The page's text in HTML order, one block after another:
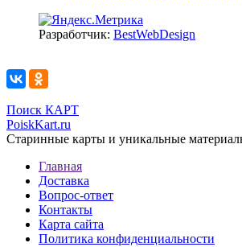
Разработчик: BestWebDesign
Поиск КАРТ
PoiskKart.ru
Старинные карты и уникальные
Главная
Доставка
Вопрос-ответ
Контакты
Карта сайта
Политика конфиденциальности